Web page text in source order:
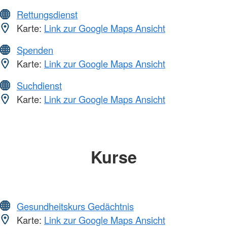
Rettungsdienst
Karte: Link zur Google Maps Ansicht
Spenden
Karte: Link zur Google Maps Ansicht
Suchdienst
Karte: Link zur Google Maps Ansicht
Kurse
Gesundheitskurs Gedächtnis
Karte: Link zur Google Maps Ansicht